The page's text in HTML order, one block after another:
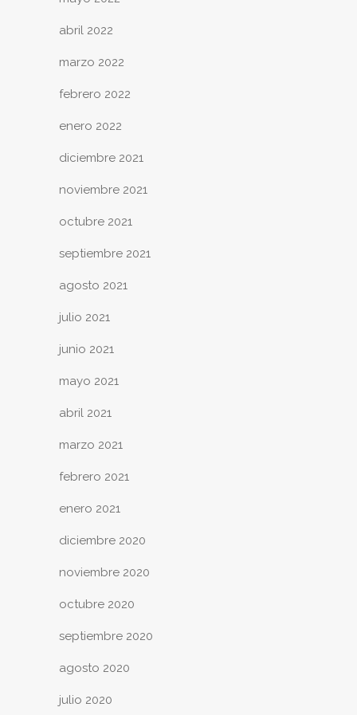
abril 2022
marzo 2022
febrero 2022
enero 2022
diciembre 2021
noviembre 2021
octubre 2021
septiembre 2021
agosto 2021
julio 2021
junio 2021
mayo 2021
abril 2021
marzo 2021
febrero 2021
enero 2021
diciembre 2020
noviembre 2020
octubre 2020
septiembre 2020
agosto 2020
julio 2020